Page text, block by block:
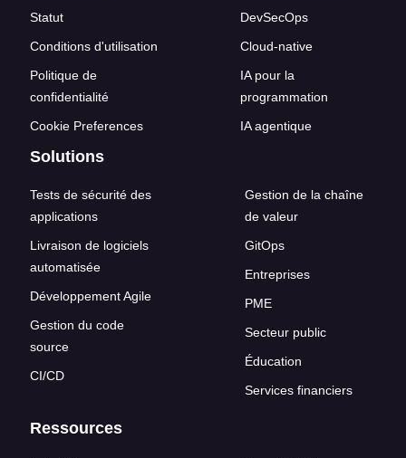
Statut
Conditions d'utilisation
Politique de
confidentialité
Cookie Preferences
DevSecOps
Cloud-native
IA pour la
programmation
IA agentique
Solutions
Tests de sécurité des
applications
Livraison de logiciels
automatisée
Développement Agile
Gestion du code
source
CI/CD
Gestion de la chaîne
de valeur
GitOps
Entreprises
PME
Secteur public
Éducation
Services financiers
Ressources